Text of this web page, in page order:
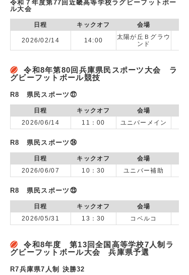
令和７年度第77回近畿高等学校ラグビーフットボー
ル大会
日程 キックオフ 会場
2026/02/14 14:00
太陽が丘Ｂグラウ
ンド
令和8年第80回兵庫県民スポーツ大会 ラ
グビーフットボール競技
R8 県民スポーツ㉗
日程 キックオフ
会場
2026/06/14
11：00 ユニバーメイン
R8 県民スポーツ㉔
日程 キックオフ
会場
2026/06/07
10：30 ユニバー補助
R8 県民スポーツ㉓
日程 キックオフ
会場
2026/05/31
13：30 コベルコ
令和8年度 第13回全国高等学校7人制ラ
グビーフットボール大会 兵庫県予選
R7兵庫県7人制 決勝32